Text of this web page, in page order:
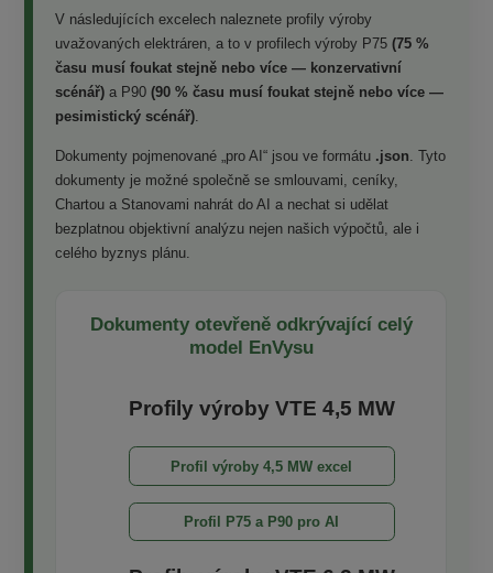
V následujících excelech naleznete profily výroby
uvažovaných elektráren, a to v profilech výroby P75(75 %
času musí foukat stejně nebo více — konzervativní
scénář) a P90(90 % času musí foukat stejně nebo více —
pesimistický scénář)
Dokumenty pojmenované „pro AI“ jsou ve formátu .json . Tyto
dokumenty je možné společně se smlouvami, ceníky,
Chartou a Stanovami nahrát do AI a nechat si udělat
bezplatnou objektivní analýzu nejen našich výpočtů, ale i
celého byznys plánu.
Dokumenty otevřeně odkrývající celý
model EnVysu
Profily výroby VTE 4,5 MW
Profil výroby 4,5 MW excel
Profil P75 a P90 pro AI